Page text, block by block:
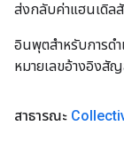
ส่งกลับค่าแฮนเดิ
อินพุตสำหรับการด
หมายเลขอ้างอิง
สาธารณะ